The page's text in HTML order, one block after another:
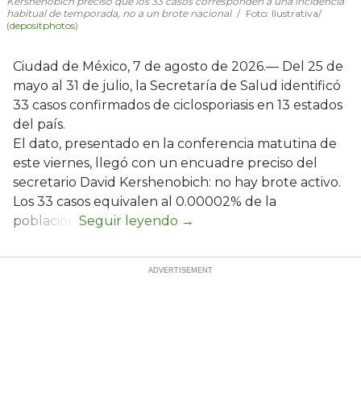
habitual de temporada, no a un brote nacional
Foto: Ilustrativa/
(depositphotos)
Ciudad de México, 7 de agosto de 2026.— Del 25 de
mayo al 31 de julio, la Secretaría de Salud identificó
33 casos confirmados de ciclosporiasis en 13 estados
del país.
El dato, presentado en la conferencia matutina de
este viernes, llegó con un encuadre preciso del
secretario David Kershenobich: no hay brote activo.
Los 33 casos equivalen al 0.00002% de la
población.